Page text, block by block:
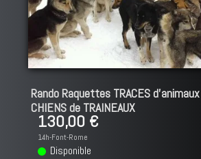
Rando Raquettes TRACES
CHIENS de TRAINEAUX
130,00 €
14h-Font-Rome
Disponible